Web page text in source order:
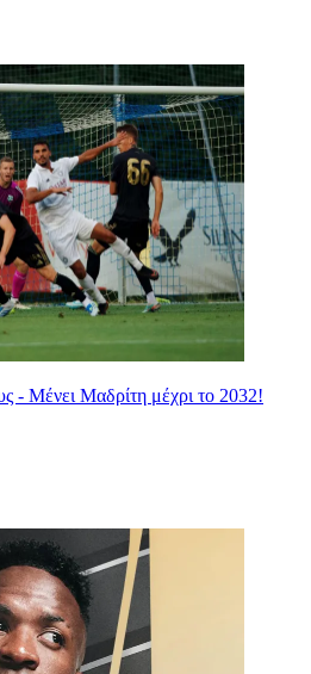
- Μένει Μαδρίτη μέχρι το 2032!